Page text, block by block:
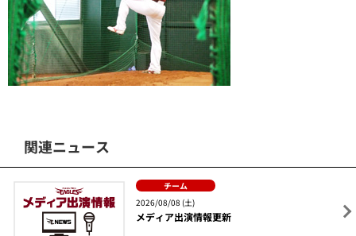
関連ニュース
チーム
2026/08/08 (土)
メディア出演情報更新